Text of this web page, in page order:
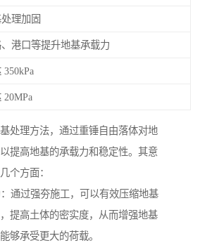
理加固
港口等提升地基承载力
20MPa
处理方法，通过重锤自由落体对地
提高地基的承载力和稳定性。其意
个方面：
通过强夯施工，可以有效压缩地基
提高土体的密实度，从而增强地基
够承受更大的荷载。